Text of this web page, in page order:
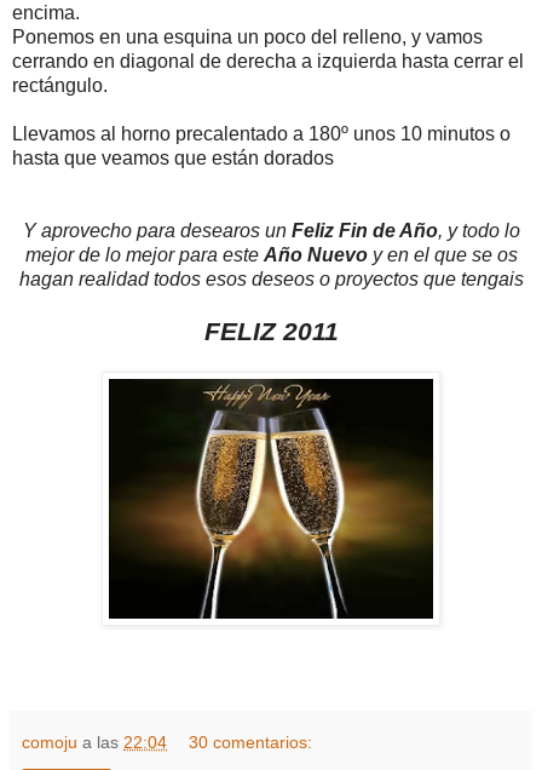
encima.
Ponemos en una esquina un poco del relleno, y vamos
cerrando en diagonal de derecha a izquierda hasta cerrar el
rectángulo.
Llevamos al horno precalentado a 180º unos 10 minutos o
hasta que veamos que están dorados
Y aprovecho para desearos un Feliz Fin de Año, y todo lo
mejor de lo mejor para este Año Nuevoy en el que se os
hagan realidad todos esos deseos o proyectos que tengais
FELIZ 2011
comoju a las 22:04 30 comentarios: